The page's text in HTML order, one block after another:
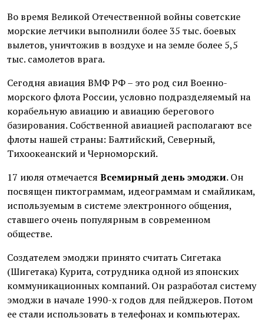
Во время Великой Отечественной войны советские
морские летчики выполнили более 35 тыс. боевых
вылетов, уничтожив в воздухе и на земле более 5,5
тыс. самолетов врага.
Сегодня авиация ВМФ РФ – это род сил Военно-
морского флота России, условно подразделяемый на
корабельную авиацию и авиацию берегового
базирования. Собственной авиацией располагают все
флоты нашей страны: Балтийский, Северный,
Тихоокеанский и Черноморский.
17 июля отмечается Всемирный день эмоджи. Он
посвящен пиктограммам, идеограммам и смайликам,
используемым в системе электронного общения,
ставшего очень популярным в современном
обществе.
Создателем эмоджи принято считать Сигетака
(Шигетака) Курита, сотрудника одной из японских
коммуникационных компаний. Он разработал систему
эмоджи в начале 1990-х годов для пейджеров. Потом
ее стали использовать в телефонах и компьютерах.